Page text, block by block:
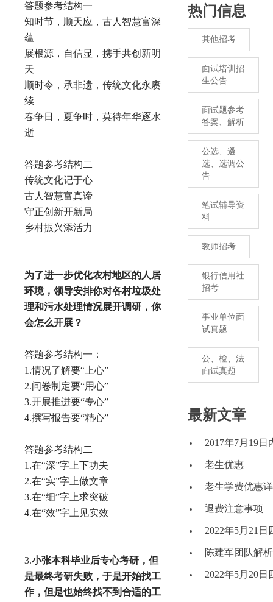
答题参考结构一
知时节，顺天应，古人智慧富深
蕴
展根源，自信显，携手共创新明
天
顺时令，承非遗，传统文化永赓
续
春争日，夏争时，莫待年华逐水
逝
答题参考结构二
传统文化记于心
古人智慧富真谛
守正创新开新局
乡村振兴添活力
为了进一步优化农村地区的人居
环境，领导安排你对各村垃圾处
理和污水处理情况展开调研，你
会怎么开展？
答题参考结构一：
1.情况了解要“上心”
2.问卷制定要“用心”
3.开展推进要“专心”
4.撰写报告要“精心”
答题参考结构二
1.在“深”字上下功夫
2.在“实”字上做文章
3.在“细”字上求突破
4.在“效”字上见实效
3.小张本科毕业后专心考研，但
是最终考研失败，于是开始找工
作，但是也始终找不到合适的工
热门信息
其他招考
面试培训招
生公告
面试题参考
答案、解析
公选、遴
选、选调公
告
笔试辅导资
料
教师招考
银行信用社
招考
事业单位面
试真题
公、检、法
面试真题
最新文章
2017年7月19
老生优惠
老生学费优惠
退费注意事项
2022年5月21
陈建军团队解
2022年5月20